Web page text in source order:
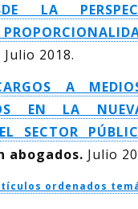
LA
Julio 2018.
A
EN LA
SECTOR
abogados. Julio
ordenados